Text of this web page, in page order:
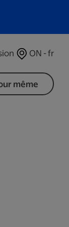
ON - fr
même